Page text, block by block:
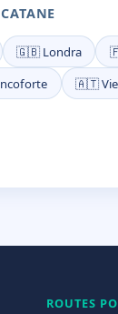
🇬🇧 Londra
🇦🇹
ROUTES